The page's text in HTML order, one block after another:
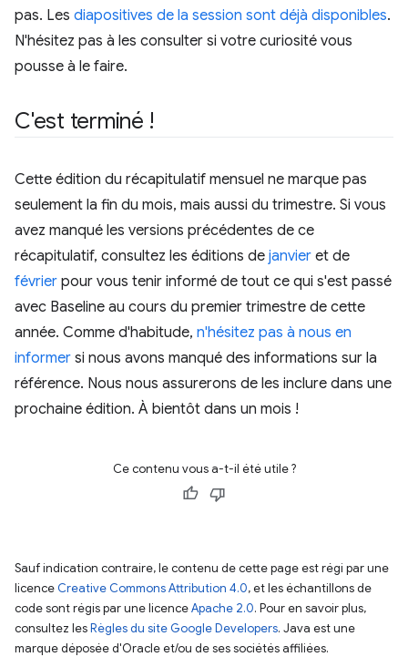
pas. Les diapositives de la session sont déjà disponibles.
N'hésitez pas à les consulter si votre curiosité vous
pousse à le faire.
C'est terminé !
Cette édition du récapitulatif mensuel ne marque pas
seulement la fin du mois, mais aussi du trimestre. Si vous
avez manqué les versions précédentes de ce
récapitulatif, consultez les éditions de janvier et de
février pour vous tenir informé de tout ce qui s'est passé
avec Baseline au cours du premier trimestre de cette
année. Comme d'habitude, n'hésitez pas à nous en
informer si nous avons manqué des informations sur la
référence. Nous nous assurerons de les inclure dans une
prochaine édition. À bientôt dans un mois !
Ce contenu vous a-t-il été utile ?
Sauf indication contraire, le contenu de cette page est régi par une
licence Creative Commons Attribution 4.0, et les échantillons de
code sont régis par une licenceApache 2.0. Pour en savoir plus,
consultez lesRègles du site Google Developers. Java est une
marque déposée d'Oracle et/ou de ses sociétés affiliées.